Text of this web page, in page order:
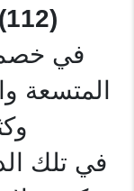
(112) الفروقات الضائعة
في خصم
المتسعة
في تلك